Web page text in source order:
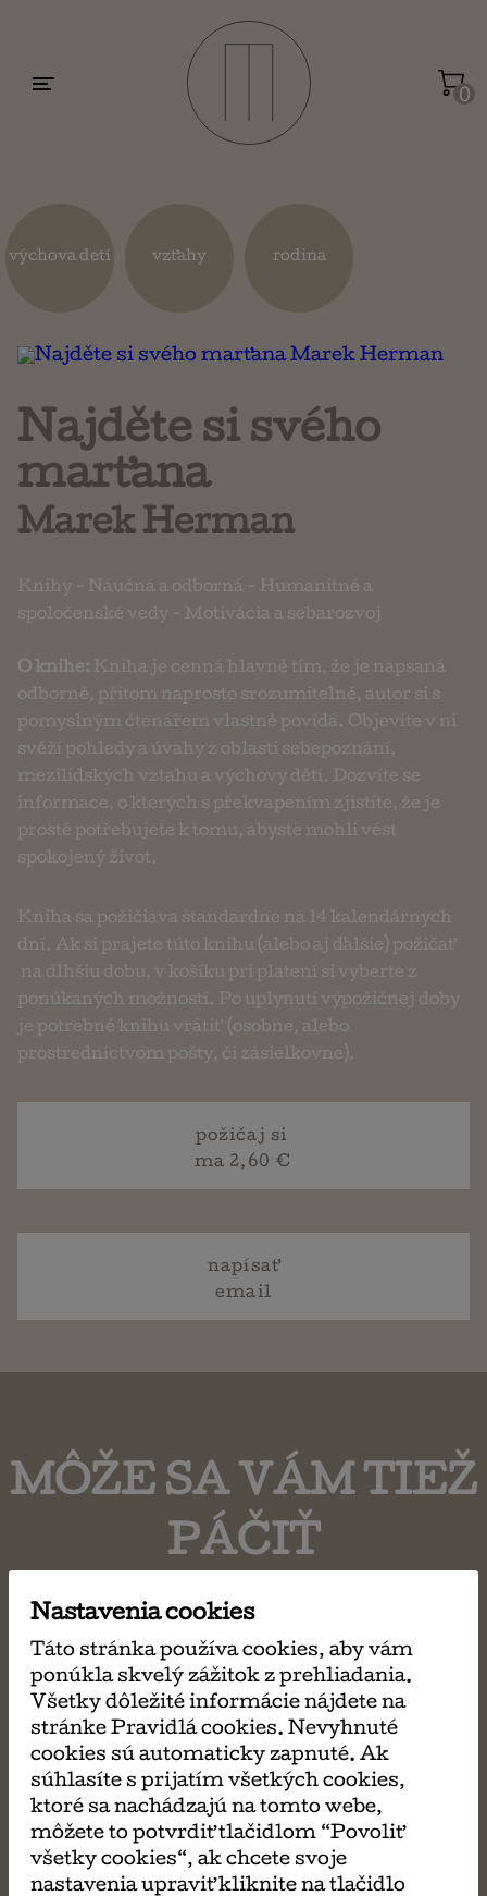
0
výchova detí vzťahy rodina
Najděte si svého
marťana
Marek Herman
Knihy - Náučná a odborná - Humanitné a
spoločenské vedy - Motivácia a sebarozvoj
O knihe: Kniha je cenná hlavně tím, že je napsaná
odborně, přitom naprosto srozumitelně, autor si s
pomyslným čtenářem vlastně povídá. Objevíte v ni
svěží pohledy a úvahy z oblasti sebepoznání,
mezilidských vztahu a výchovy dětí. Dozvíte se
informace, o kterých s překvapením zjistíte, že je
prostě potřebujete k tomu, abyste mohli vést
spokojený život.
Kniha sa požičiava štandardne na 14 kalendárnych
dní. Ak si prajete túto knihu (alebo aj ďalšie) požičať
na dlhšiu dobu, v košíku pri platení si vyberte z
ponúkaných možností. Po uplynutí výpožičnej doby
je potrebné knihu vrátiť (osobne, alebo
prostredníctvom pošty, či zásielkovne).
požičaj si
ma 2,60 €
napísať
email
MÔŽE SA VÁM TIEŽ
PÁČIŤ
Nastavenia cookies
Táto stránka používa cookies, aby vám
ponúkla skvelý zážitok z prehliadania.
Všetky dôležité informácie nájdete na
stránke Pravidlá cookies. Nevyhnuté
cookies sú automaticky zapnuté. Ak
súhlasíte s prijatím všetkých cookies,
ktoré sa nachádzajú na tomto webe,
môžete to potvrdiť tlačidlom “Povoliť
všetky cookies“, ak chcete svoje
nastavenia upraviť kliknite na tlačidlo